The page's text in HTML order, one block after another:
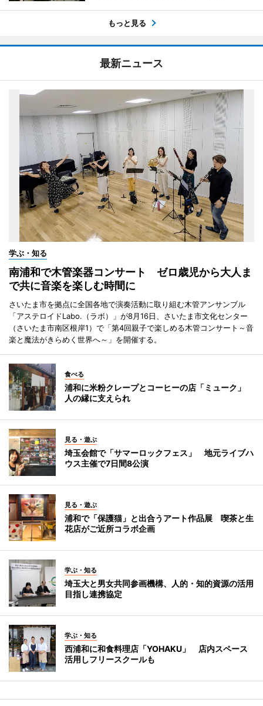
もっと見る
最新ニュース
学ぶ・知る
南浦和で木管楽器コンサート ゼロ歳児から大人ま
で共に音楽を楽しむ時間に
さいたま市を拠点に全国各地で演奏活動に取り組む木管アンサンブル
「アステロイドLabo.（ラボ）」が8月16日、さいたま市文化センター
（さいたま市南区根岸1）で「第4回親子で楽しめる木管コンサート～音
楽と魔法がきらめく世界へ～」を開催する。
食べる
浦和に米粉クレープとコーヒーの店「ミューク」
人の縁に支えられ
見る・遊ぶ
埼玉会館で「サマーロックフェス」 地元ライブハ
ウス主催で7日間8公演
見る・遊ぶ
浦和で「保護猫」と出合うアート作品展 喫茶と生
花店がご近所コラボ企画
学ぶ・知る
埼玉大と男女共同参画機構、人的・知的資源の活用
目指し連携協定
学ぶ・知る
西浦和に和食料理店「YOHAKU」 店内スペース
活用しフリースクールも